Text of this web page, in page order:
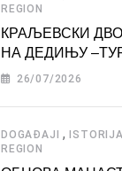
REGION
КРАЉЕВСКИ
НА ДЕДИЊУ
АТРАКЦИЈА
26/07/2026
DOGAĐAJI ,
REGION